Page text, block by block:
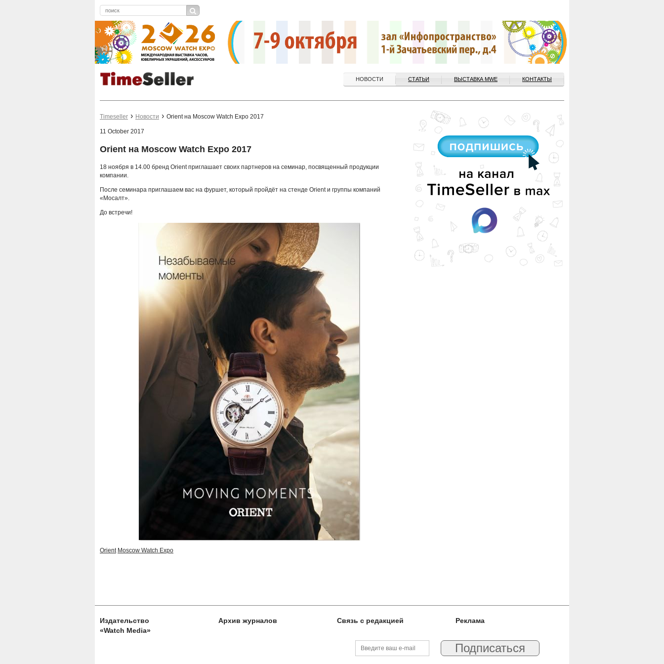
НОВОСТИ СТАТЬИ ВЫСТАВКА MWE КОНТАКТЫ
Timeseller Новости Orient на Moscow Watch Expo 2017
11 October 2017
Orient на Moscow Watch Expo 2017
18 ноября в 14.00 бренд Orient приглашает своих партнеров на семинар, посвященный продукции
компании.
После семинара приглашаем вас на фуршет, который пройдёт на стенде Orient и группы компаний
«Мосалт».
До встречи!
Orient Moscow Watch Expo
Издательство
«Watch Media»
Архив журналов Связь с редакцией Реклама